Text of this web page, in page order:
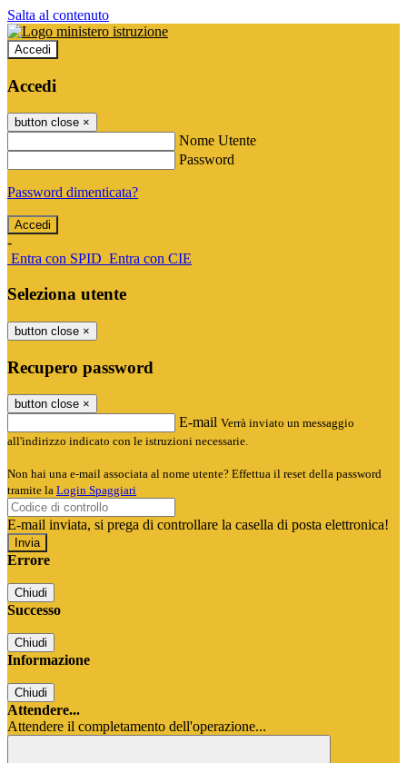
Salta al contenuto
Accedi
Accedi
button close ×
Nome Utente
Password
Password dimenticata?
-
Entra con SPID Entra con CIE
Seleziona utente
button close ×
Recupero password
button close ×
E-mail Verrà inviato un messaggio
all'indirizzo indicato con le istruzioni necessarie.
Non hai una e-mail associata al nome utente? Effettua il reset della password
tramite la Login Spaggiari
E-mail inviata, si prega di controllare la casella di posta elettronica!
Errore
Chiudi
Successo
Chiudi
Informazione
Chiudi
Attendere...
Attendere il completamento dell'operazione...